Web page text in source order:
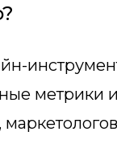
метрики